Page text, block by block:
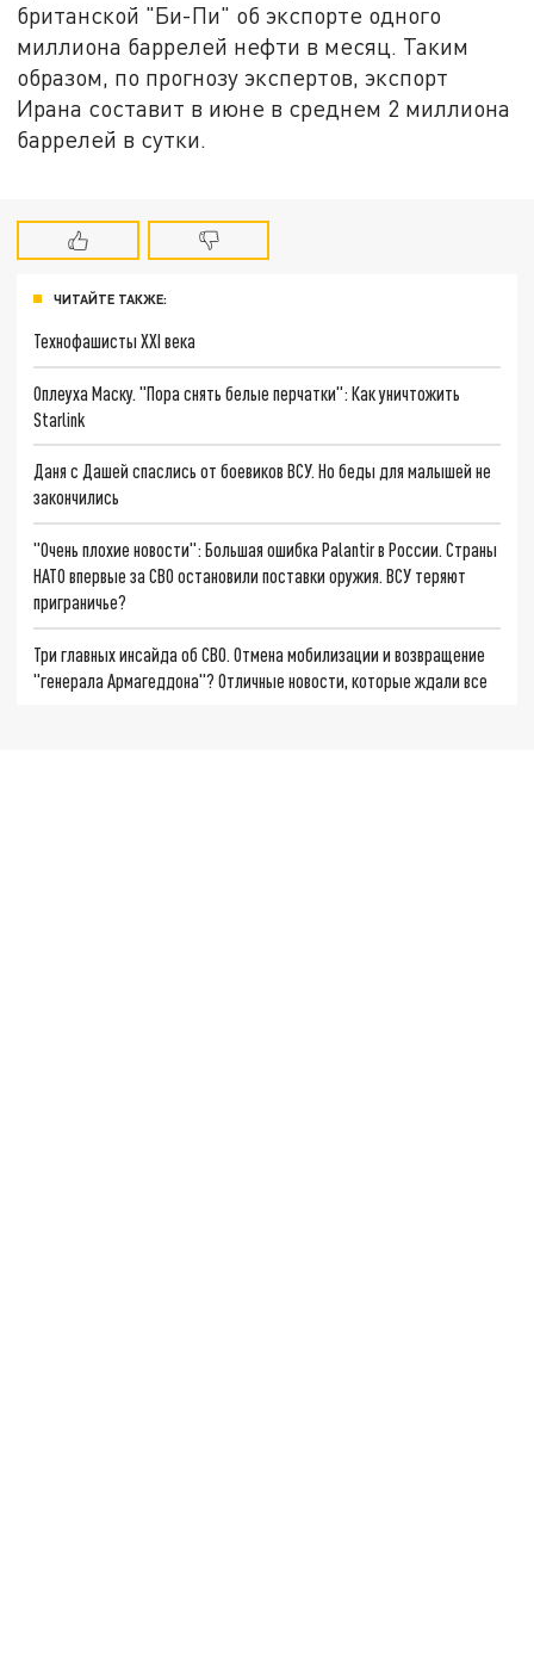
британской "Би-Пи" об экспорте одного
миллиона баррелей нефти в месяц. Таким
образом, по прогнозу экспертов, экспорт
Ирана составит в июне в среднем 2 миллиона
баррелей в сутки.
ЧИТАЙТЕ ТАКЖЕ:
Технофашисты XXI века
Оплеуха Маску. "Пора снять белые перчатки": Как уничтожить
Starlink
Даня с Дашей спаслись от боевиков ВСУ. Но беды для малышей не
закончились
"Очень плохие новости": Большая ошибка Palantir в России. Страны
НАТО впервые за СВО остановили поставки оружия. ВСУ теряют
приграничье?
Три главных инсайда об СВО. Отмена мобилизации и возвращение
"генерала Армагеддона"? Отличные новости, которые ждали все